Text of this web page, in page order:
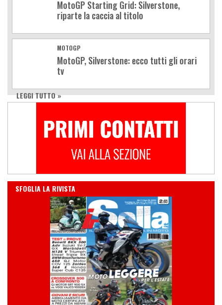
MotoGP Starting Grid: Silverstone,
riparte la caccia al titolo
MOTOGP
MotoGP, Silverstone: ecco tutti gli orari
tv
LEGGI TUTTO »
IN EDICOLA
SFOGLIA LA RIVISTA